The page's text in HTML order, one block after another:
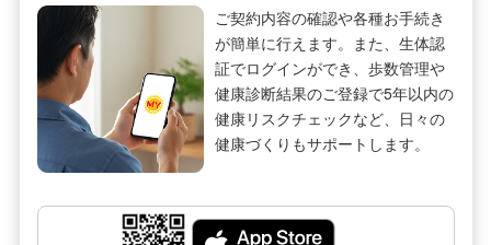
ご契約内容の確認や各種お手続き
が簡単に行えます。また、生体認
証でログインができ、歩数管理や
健康診断結果のご登録で5年以内の
健康リスクチェックなど、日々の
健康づくりもサポートします。